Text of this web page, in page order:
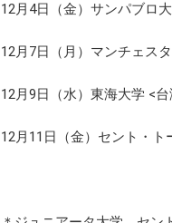
12月4日（金）サンパブロ
12月7日（月）マンチェス
12月9日（水）東海大学 <台
12月11日（金）セント・ト